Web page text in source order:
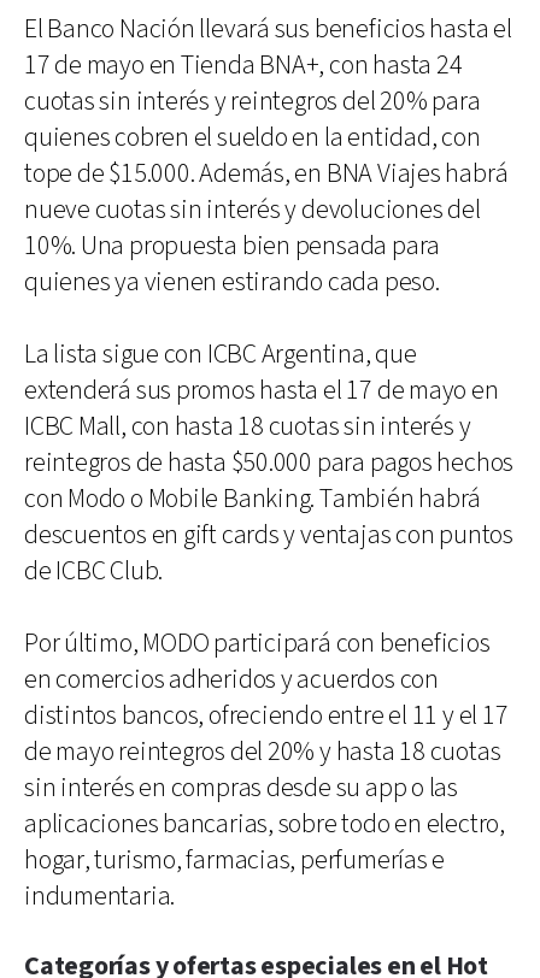
El Banco Nación llevará sus beneficios hasta el
17 de mayo en Tienda BNA+, con hasta 24
cuotas sin interés y reintegros del 20% para
quienes cobren el sueldo en la entidad, con
tope de $15.000. Además, en BNA Viajes habrá
nueve cuotas sin interés y devoluciones del
10%. Una propuesta bien pensada para
quienes ya vienen estirando cada peso.
La lista sigue con ICBC Argentina, que
extenderá sus promos hasta el 17 de mayo en
ICBC Mall, con hasta 18 cuotas sin interés y
reintegros de hasta $50.000 para pagos hechos
con Modo o Mobile Banking. También habrá
descuentos en gift cards y ventajas con puntos
de ICBC Club.
Por último, MODO participará con beneficios
en comercios adheridos y acuerdos con
distintos bancos, ofreciendo entre el 11 y el 17
de mayo reintegros del 20% y hasta 18 cuotas
sin interés en compras desde su app o las
aplicaciones bancarias, sobre todo en electro,
hogar, turismo, farmacias, perfumerías e
indumentaria.
Categorías y ofertas especiales en el Hot